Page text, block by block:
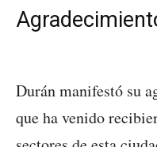
Durán manifestó su
que ha venido